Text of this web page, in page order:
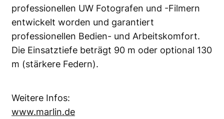
professionellen UW Fotografen und -Filmern
entwickelt worden und garantiert
professionellen Bedien- und Arbeitskomfort.
Die Einsatztiefe beträgt 90 m oder optional 130
m (stärkere Federn).
Weitere Infos:
www.marlin.de